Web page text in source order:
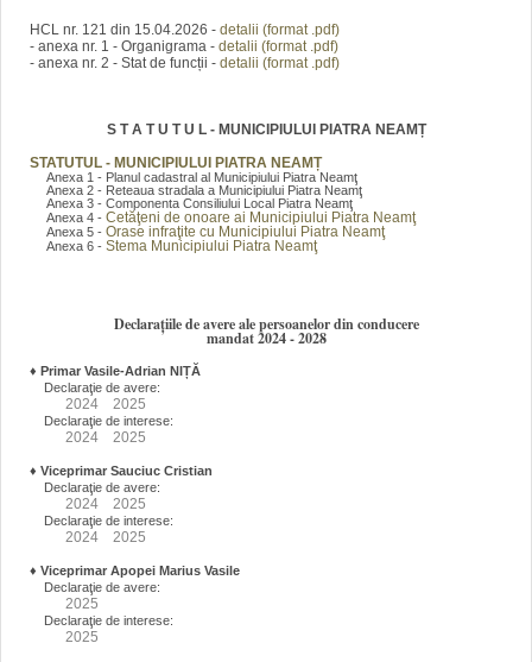
HCL nr. 121 din 15.04.2026 - detalii (format .pdf)
- anexa nr. 1 - Organigrama - detalii (format .pdf)
- anexa nr. 2 - Stat de funcții - detalii (format .pdf)
S T A T U T U L - MUNICIPIULUI PIATRA NEAMȚ
STATUTUL - MUNICIPIULUI PIATRA NEAMȚ
Anexa 1 - Planul cadastral al Municipiului Piatra Neamţ
Anexa 2 - Reteaua stradala a Municipiului Piatra Neamţ
Anexa 3 - Componenta Consiliului Local Piatra Neamţ
Anexa 4 - Cetăţeni de onoare ai Municipiului Piatra Neamţ
Anexa 5 - Orase infraţite cu Municipiului Piatra Neamţ
Anexa 6 - Stema Municipiului Piatra Neamţ
Declarațiile de avere ale persoanelor din conducere
mandat 2024 - 2028
♦ Primar Vasile-Adrian NIȚĂ
Declaraţie de avere:
2024 2025
Declaraţie de interese:
2024 2025
♦ Viceprimar Sauciuc Cristian
Declaraţie de avere:
2024 2025
Declaraţie de interese:
2024 2025
♦ Viceprimar Apopei Marius Vasile
Declaraţie de avere:
2025
Declaraţie de interese:
2025